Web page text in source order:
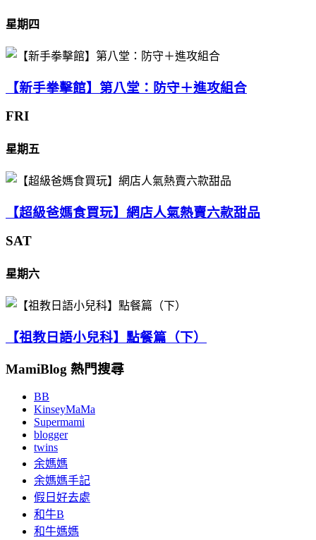
星期四
【新手拳擊館】第八堂：防守＋進攻組合
FRI
星期五
【超級爸媽食買玩】網店人氣熱賣六款甜品
SAT
星期六
【祖教日語小兒科】點餐篇（下）
MamiBlog 熱門搜尋
BB
KinseyMaMa
Supermami
blogger
twins
余媽媽
余媽媽手記
假日好去處
和牛B
和牛媽媽